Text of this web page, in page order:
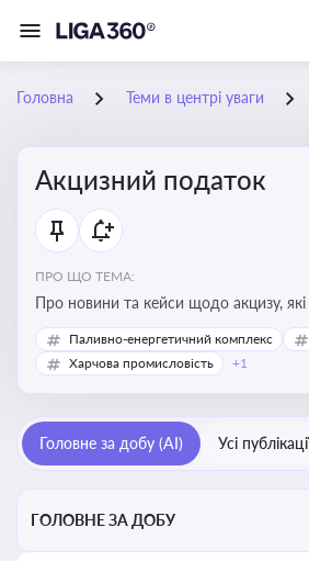
Головна Теми в центрі уваги
Акцизний податок
ПРО ЩО ТЕМА:
Про новини та кейси щодо акцизу,
важливим для підприємств, які
виробляють або реалізують
Паливно-енергетичний комплекс
Харчова промисловість
+1
Головне за добу (AI) Усі
ГОЛОВНЕ ЗА ДОБУ